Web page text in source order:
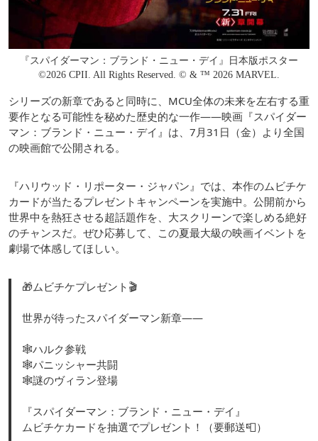
『スパイダーマン：ブランド・ニュー・デイ』日本版ポスター
©2026 CPII. All Rights Reserved. © & ™ 2026 MARVEL.
シリーズの新章であると同時に、MCU全体の未来を左右する重
要作となる可能性を秘めた歴史的な一作――映画『スパイダー
マン：ブランド・ニュー・デイ』は、7月31日（金）より全国
の映画館で公開される。
『ハリウッド・リポーター・ジャパン』では、本作のムビチケ
カードが当たるプレゼントキャンペーンを実施中。公開前から
世界中を熱狂させる超話題作を、大スクリーンで楽しめる絶好
のチャンスだ。ぜひ応募して、この夏最大級の映画イベントを
劇場で体感してほしい。
🎁ムビチケプレゼント🎬
世界が待ったスパイダーマン新章――
🕸️ハルク参戦
🕸️パニッシャー共闘
🕸️謎のヴィラン登場
『スパイダーマン：ブランド・ニュー・デイ』
ムビチケカードを抽選でプレゼント！（要郵送📮）